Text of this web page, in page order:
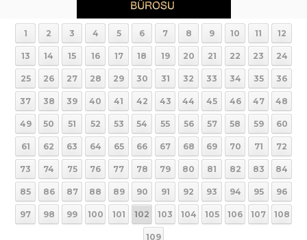
1 2 3 4 5 6 7 8 9 10 11 12
13 14 15 16 17 18 19 20 21 22 23 24
25 26 27 28 29 30 31 32 33 34 35 36
37 38 39 40 41 42 43 44 45 46 47 48
49 50 51 52 53 54 55 56 57 58 59 60
61 62 63 64 65 66 67 68 69 70 71 72
73 74 75 76 77 78 79 80 81 82 83 84
85 86 87 88 89 90 91 92 93 94 95 96
97 98 99 100 101 102 103 104 105 106 107 108
109